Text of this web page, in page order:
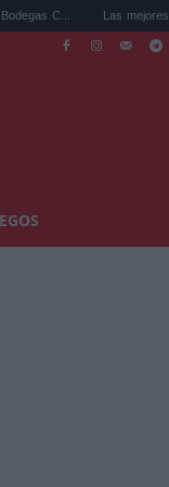
Las mejores hipotecas de